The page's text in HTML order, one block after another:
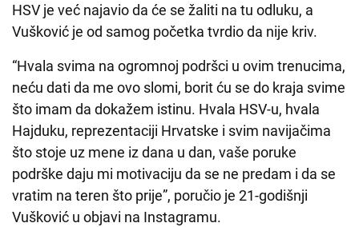
HSV je već najavio da će se žaliti na tu odluku, a
Vušković je od samog početka tvrdio da nije kriv.
“Hvala svima na ogromnoj podršci u ovim trenucima,
neću dati da me ovo slomi, borit ću se do kraja svime
što imam da dokažem istinu. Hvala HSV-u, hvala
Hajduku, reprezentaciji Hrvatske i svim navijačima
što stoje uz mene iz dana u dan, vaše poruke
podrške daju mi motivaciju da se ne predam i da se
vratim na teren što prije”, poručio je 21-godišnji
Vušković u objavi na Instagramu.